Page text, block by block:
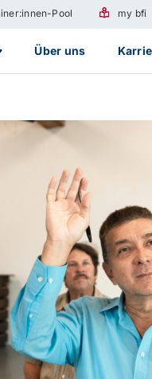
Pool my bfi
Über uns